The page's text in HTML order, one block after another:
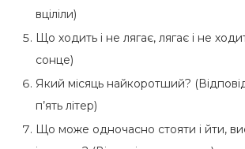
вціліли)
Що ходить і не лягає, лягає і не
сонце)
Який місяць найкоротший?
п’ять літер)
Що може одночасно стояти і йти,